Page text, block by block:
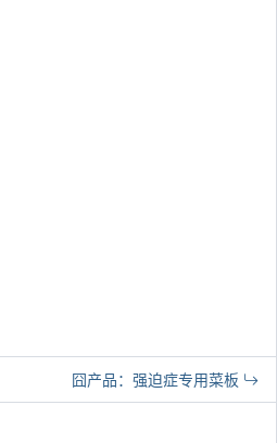
囧产品：强迫症专用菜板